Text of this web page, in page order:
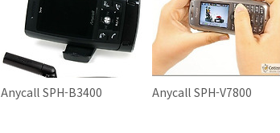
Anycall SPH-B3400 Anycall SPH-V7800